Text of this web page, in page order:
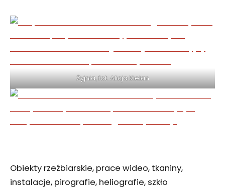
Żyjnia, fot. Alicja Kielan
Obiekty rzeźbiarskie, prace wideo, tkaniny,
instalacje, pirografie, heliografie, szkło